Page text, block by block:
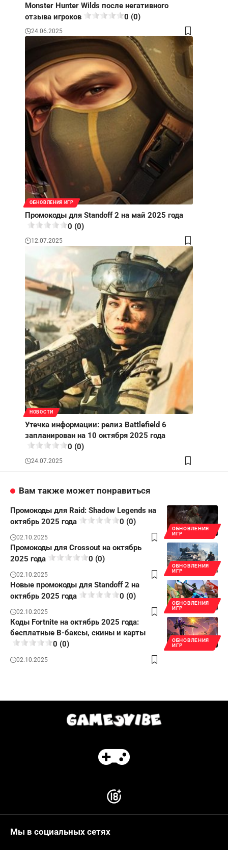
Monster Hunter Wilds после негативного
отзыва игроков
0 (0)
24.06.2025
ОБНОВЛЕНИЯ ИГР
Промокоды для Standoff 2 на май 2025 года
0 (0)
12.07.2025
НОВОСТИ
Утечка информации: релиз Battlefield 6
запланирован на 10 октября 2025 года
0 (0)
24.07.2025
Вам также может понравиться
ОБНОВЛЕНИЯ
ИГР
Промокоды для Raid: Shadow Legends на
октябрь 2025 года
0 (0)
02.10.2025
ОБНОВЛЕНИЯ
ИГР
Промокоды для Crossout на октябрь
2025 года
0 (0)
02.10.2025
ОБНОВЛЕНИЯ
ИГР
Новые промокоды для Standoff 2 на
октябрь 2025 года
0 (0)
02.10.2025
ОБНОВЛЕНИЯ
ИГР
Коды Fortnite на октябрь 2025 года:
бесплатные В-баксы, скины и карты
0 (0)
02.10.2025
Мы в социальных сетях